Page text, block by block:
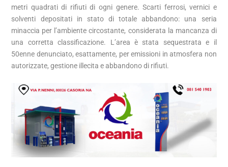
metri quadrati di rifiuti di ogni genere. Scarti ferrosi, vernici e
solventi depositati in stato di totale abbandono: una seria
minaccia per l’ambiente circostante, considerata la mancanza di
una corretta classificazione. L’area è stata sequestrata e il
50enne denunciato, esattamente, per emissioni in atmosfera non
autorizzate, gestione illecita e abbandono di rifiuti.